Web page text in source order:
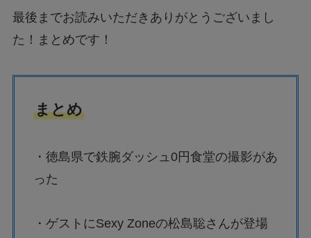
最後までお読みいただきありがとうございまし
た！まとめです！
まとめ
・徳島県で鉄腕ダッシュ0円食堂の撮影があ
った
・ゲストにSexy Zoneの松島聡さんが登場